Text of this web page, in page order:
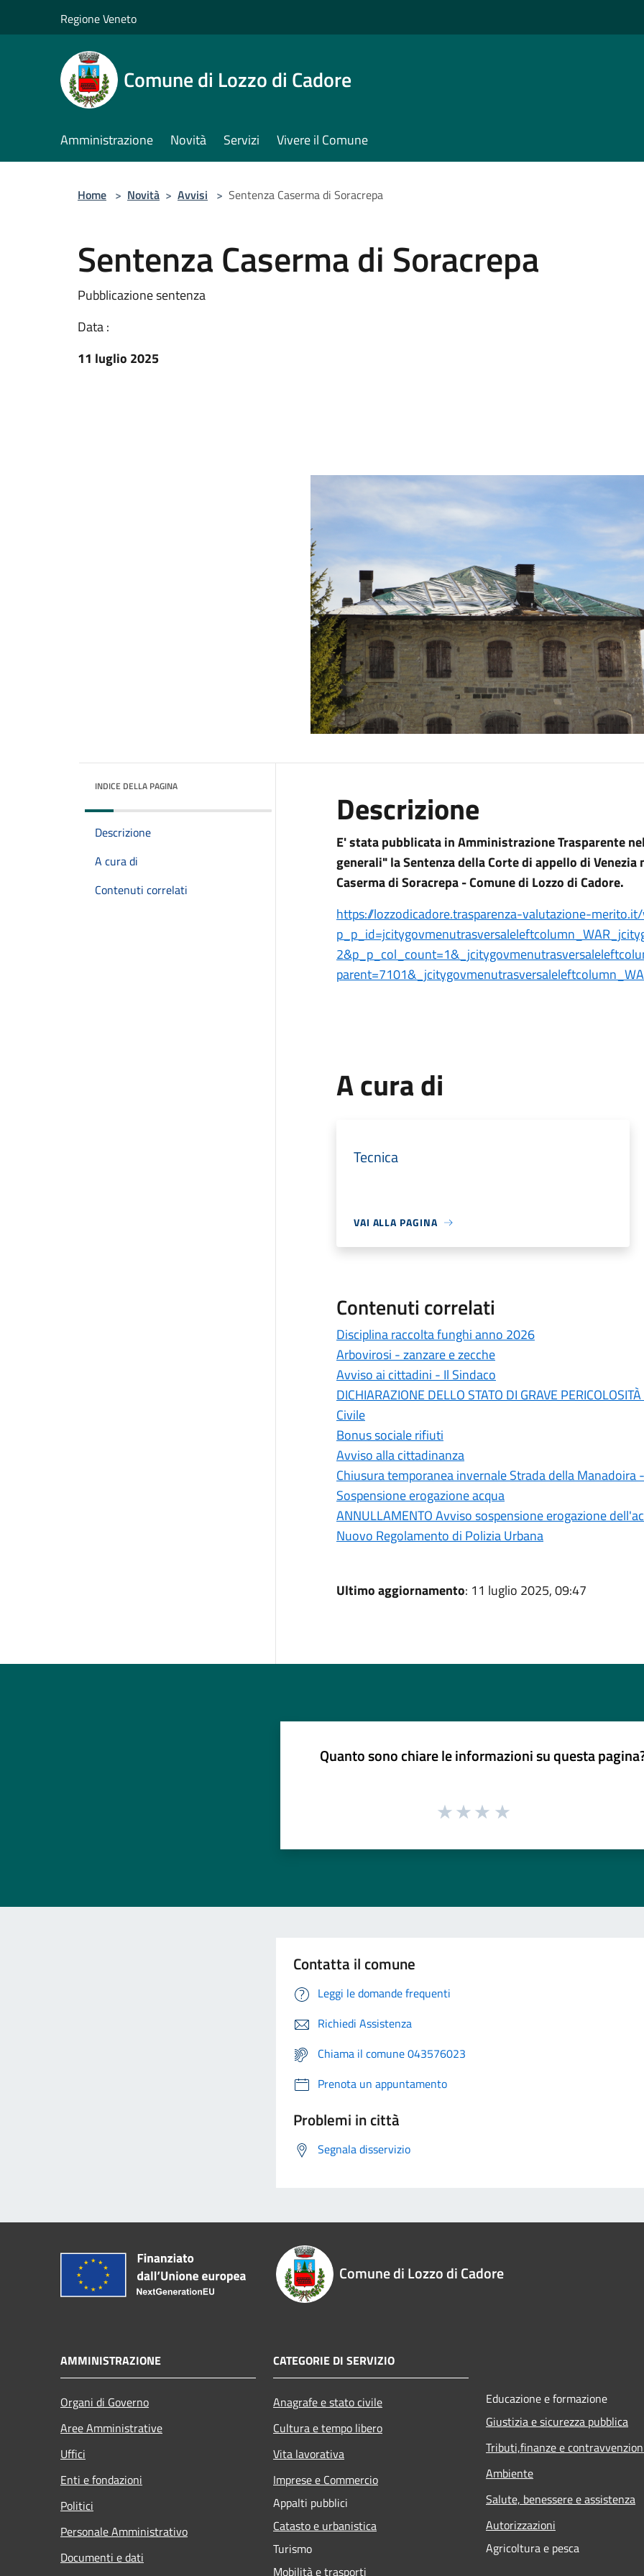
Regione Veneto
Comune di Lozzo di Cadore
Amministrazione Novità Servizi Vivere il Comune
Home > Novità > Avvisi > Sentenza Caserma di Soracrepa
Sentenza Caserma di Soracrepa
Pubblicazione sentenza
Data :
11 luglio 2025
INDICE DELLA PAGINA
Descrizione
A cura di
Contenuti correlati
Descrizione
E' stata pubblicata in Amministrazione Trasparente
generali" la Sentenza della Corte di appello di
Caserma di Soracrepa - Comune di Lozzo di Cadore.
https://lozzodicadore.trasparenza-valutazione-
A cura di
Tecnica
VAI ALLA PAGINA
Contenuti correlati
Disciplina raccolta funghi anno 2026
Arbovirosi - zanzare e zecche
Avviso ai cittadini - Il Sindaco
DICHIARAZIONE DELLO STATO DI GRAVE
Civile
Bonus sociale rifiuti
Avviso alla cittadinanza
Chiusura temporanea invernale Strada della Manadoira
Sospensione erogazione acqua
ANNULLAMENTO Avviso sospensione erogazione
Nuovo Regolamento di Polizia Urbana
Ultimo aggiornamento: 11 luglio 2025, 09:47
Quanto sono chiare le informazioni su questa
Contatta il comune
Leggi le domande frequenti
Richiedi Assistenza
Chiama il comune 043576023
Prenota un appuntamento
Problemi in città
Segnala disservizio
Comune di Lozzo di Cadore
AMMINISTRAZIONE
Organi di Governo
Aree Amministrative
Uffici
Enti e fondazioni
Politici
Personale Amministrativo
Documenti e dati
CATEGORIE DI SERVIZIO
Anagrafe e stato civile
Cultura e tempo libero
Vita lavorativa
Imprese e Commercio
Appalti pubblici
Catasto e urbanistica
Turismo
Mobilità e trasporti
Educazione e formazione
Giustizia e sicurezza pubblica
Tributi,finanze e
Ambiente
Salute, benessere e assistenza
Autorizzazioni
Agricoltura e pesca